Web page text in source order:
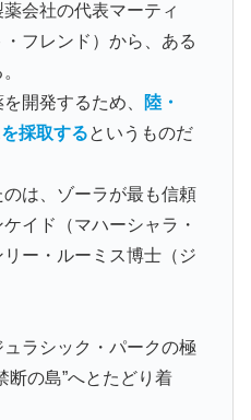
会社の代表マーティ
フレンド）から、ある
開発するため、
陸・
採取するというものだ
は、ゾーラが最も信頼
イド（マハーシャラ・
ー・ルーミス博士（ジ
ラシック・パークの極
断の島”へとたどり着